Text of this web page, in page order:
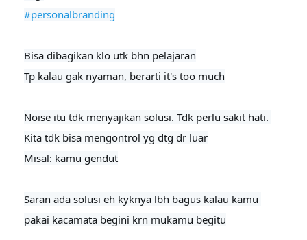
#personalbranding
Bisa dibagikan klo utk bhn pelajaran
Tp kalau gak nyaman, berarti it's too much
Noise itu tdk menyajikan solusi. Tdk perlu sakit hati.
Kita tdk bisa mengontrol yg dtg dr luar
Misal: kamu gendut
Saran ada solusi eh kyknya lbh bagus kalau kamu
pakai kacamata begini krn mukamu begitu